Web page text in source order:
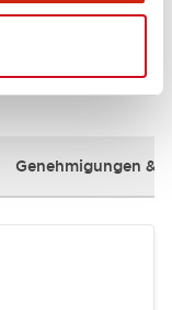
Genehmigungen &